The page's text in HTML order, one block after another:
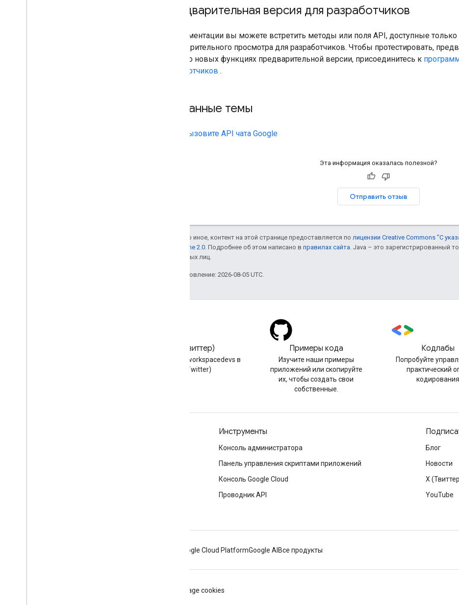
Предварительная версия для разработчиков
В документации вы можете встретить методы или поля API, доступные
предварительного просмотра для разработчиков. Чтобы протестировать,
отзыв о новых функциях предварительной версии, присоединитесь к
разработчиков .
Связанные темы
Вызовите API чата Google
Эта информация оказалась полезной?
Отправить отзыв
Если не указано иное, контент на этой странице предоставляется по лицензии Creative Commons "С
лицензии Apache 2.0 . Подробнее об этом написано в правилах сайта . Java – это зарегистрированный
аффилированных лиц.
Последнее обновление: 2026-08-05 UTC.
X (Твиттер)
Следуйте @workspacedevs в
X (Twitter)
Примеры кода
Изучите наши примеры
приложений или скопируйте
их, чтобы создать свои
собственные.
Кодлабы
Попробуйте
практический
кодирования
Инструменты
Консоль администратора
Панель управления скриптами приложений
Консоль Google Cloud
Проводник API
Блог
Новости
X
YouTube
Google Cloud PlatformGoogle AI Все продукты
Manage cookies